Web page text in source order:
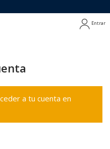
Entrar
a tu cuenta en